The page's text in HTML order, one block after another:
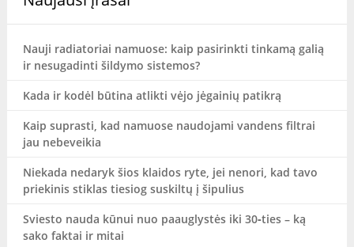
Nauji radiatoriai namuose: kaip pasirinkti tinkamą galią
ir nesugadinti šildymo sistemos?
Kada ir kodėl būtina atlikti vėjo jėgainių patikrą
Kaip suprasti, kad namuose naudojami vandens filtrai
jau nebeveikia
Niekada nedaryk šios klaidos ryte, jei nenori, kad tavo
priekinis stiklas tiesiog suskiltų į šipulius
Sviesto nauda kūnui nuo paauglystės iki 30‑ties – ką
sako faktai ir mitai